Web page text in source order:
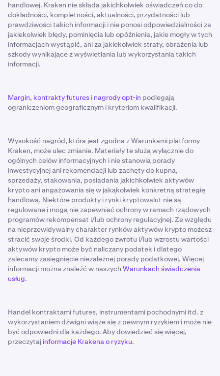
handlowej. Kraken nie składa jakichkolwiek oświadczeń co do
dokładności, kompletności, aktualności, przydatności lub
prawdziwości takich informacji i nie ponosi odpowiedzialności za
jakiekolwiek błędy, pominięcia lub opóźnienia, jakie mogły w tych
informacjach wystąpić, ani za jakiekolwiek straty, obrażenia lub
szkody wynikające z wyświetlania lub wykorzystania takich
informacji.
Margin, kontrakty futures i nagrody opt-in podlegają
ograniczeniom geograficznym i kryteriom kwalifikacji.
Wysokość nagród, która jest zgodna z Warunkami platformy
Kraken, może ulec zmianie. Materiały te służą wyłącznie do
ogólnych celów informacyjnych i nie stanowią porady
inwestycyjnej ani rekomendacji lub zachęty do kupna,
sprzedaży, stakowania, posiadania jakichkolwiek aktywów
krypto ani angażowania się w jakąkolwiek konkretną strategię
handlową. Niektóre produkty i rynki kryptowalut nie są
regulowane i mogą nie zapewniać ochrony w ramach rządowych
programów rekompensat i/lub ochrony regulacyjnej. Ze względu
na nieprzewidywalny charakter rynków aktywów krypto możesz
stracić swoje środki. Od każdego zwrotu i/lub wzrostu wartości
aktywów krypto może być naliczany podatek i dlatego
zalecamy zasięgnięcie niezależnej porady podatkowej. Więcej
informacji można znaleźć w naszych Warunkach świadczenia
usług.
Handel kontraktami futures, instrumentami pochodnymi itd. z
wykorzystaniem dźwigni wiąże się z pewnym ryzykiem i może nie
być odpowiedni dla każdego. Aby dowiedzieć się więcej,
przeczytaj informacje Krakena o ryzyku.